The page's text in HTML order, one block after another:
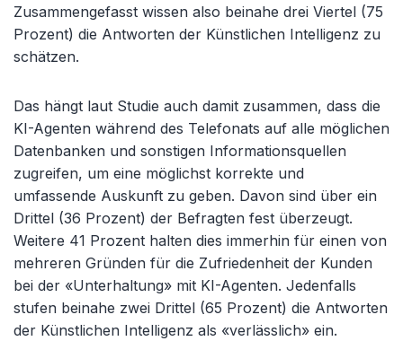
Zusammengefasst wissen also beinahe drei Viertel (75
Prozent) die Antworten der Künstlichen Intelligenz zu
schätzen.
Das hängt laut Studie auch damit zusammen, dass die
KI-Agenten während des Telefonats auf alle möglichen
Datenbanken und sonstigen Informationsquellen
zugreifen, um eine möglichst korrekte und
umfassende Auskunft zu geben. Davon sind über ein
Drittel (36 Prozent) der Befragten fest überzeugt.
Weitere 41 Prozent halten dies immerhin für einen von
mehreren Gründen für die Zufriedenheit der Kunden
bei der «Unterhaltung» mit KI-Agenten. Jedenfalls
stufen beinahe zwei Drittel (65 Prozent) die Antworten
der Künstlichen Intelligenz als «verlässlich» ein.